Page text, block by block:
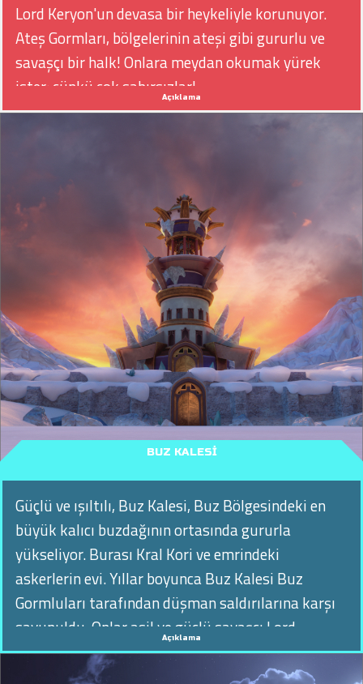
Lord Keryon'un devasa bir heykeliyle korunuyor.
Ateş Gormları, bölgelerinin ateşi gibi gururlu ve
savaşçı bir halk! Onlara meydan okumak yürek
ister: çünkü çok sabırsızlar!
Açıklama
BUZ KALESI
Güçlü ve ışıltılı, Buz Kalesi, Buz Bölgesindeki en
büyük kalıcı buzdağının ortasında gururla
yükseliyor. Burası Kral Kori ve emrindeki
askerlerin evi. Yıllar boyunca Buz Kalesi Buz
Gormluları tarafından düşman saldırılarına karşı
savunuldu. Onlar asil ve güçlü savaşçı Lord
Trityon'un soyundan geliyor ve onun gücünü ve
gururunu taşıyorlar!
Açıklama